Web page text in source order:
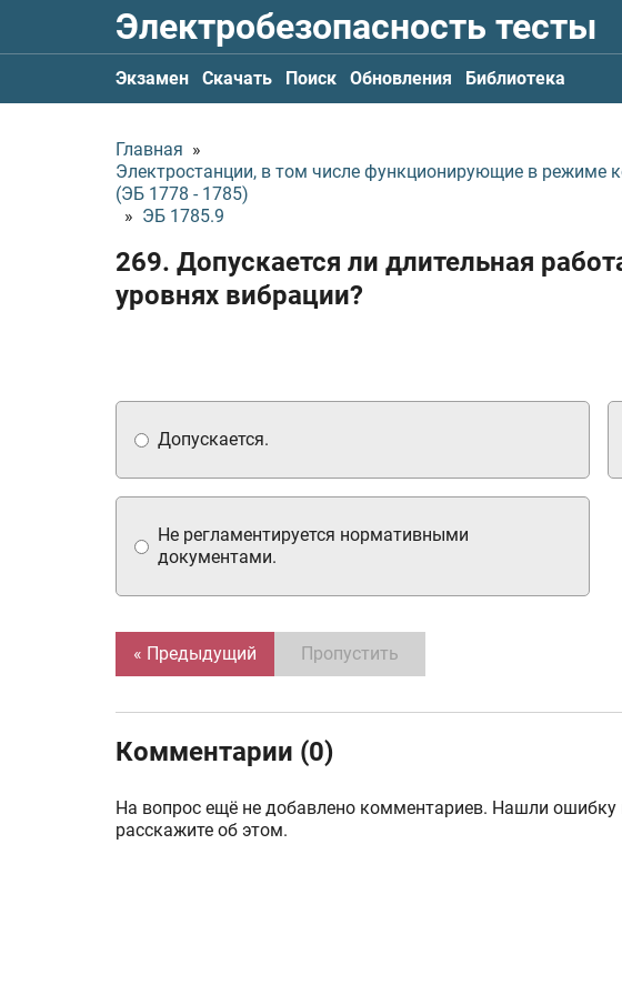
Электробезопасность тесты
Экзамен Скачать Поиск Обновления Библиотека
Главная »
Электростанции, в том числе функционирующие в режиме
(ЭБ 1778 - 1785)
» ЭБ 1785.9
269. Допускается ли длительная
уровнях вибрации?
Допускается.
Не регламентируется нормативными
документами.
« Предыдущий Пропустить
Комментарии (0)
На вопрос ещё не добавлено комментариев. Нашли ошибку
расскажите об этом.